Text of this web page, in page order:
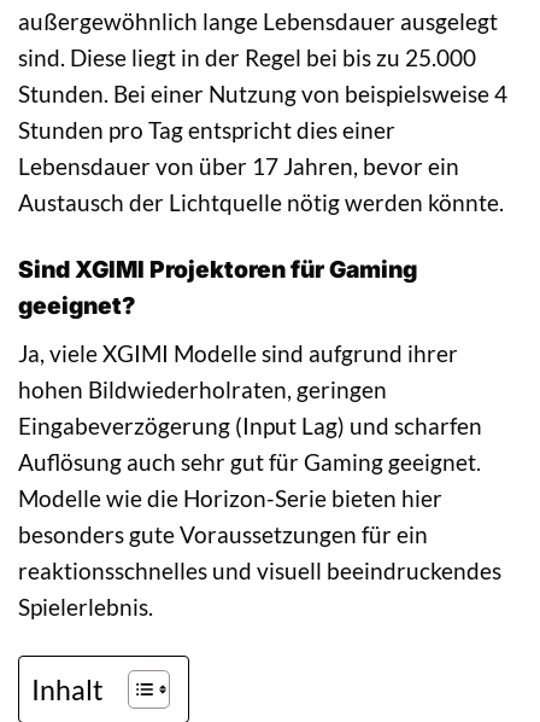
außergewöhnlich lange Lebensdauer ausgelegt
sind. Diese liegt in der Regel bei bis zu 25.000
Stunden. Bei einer Nutzung von beispielsweise 4
Stunden pro Tag entspricht dies einer
Lebensdauer von über 17 Jahren, bevor ein
Austausch der Lichtquelle nötig werden könnte.
Sind XGIMI Projektoren für Gaming
geeignet?
Ja, viele XGIMI Modelle sind aufgrund ihrer
hohen Bildwiederholraten, geringen
Eingabeverzögerung (Input Lag) und scharfen
Auflösung auch sehr gut für Gaming geeignet.
Modelle wie die Horizon-Serie bieten hier
besonders gute Voraussetzungen für ein
reaktionsschnelles und visuell beeindruckendes
Spielerlebnis.
Inhalt